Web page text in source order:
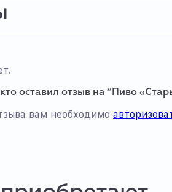
оставил отзыв на “Пиво
вам необходимо